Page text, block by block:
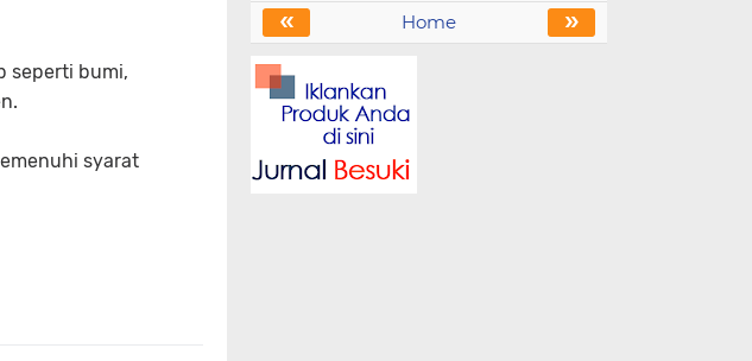
seperti bumi,
syarat
« »
Home